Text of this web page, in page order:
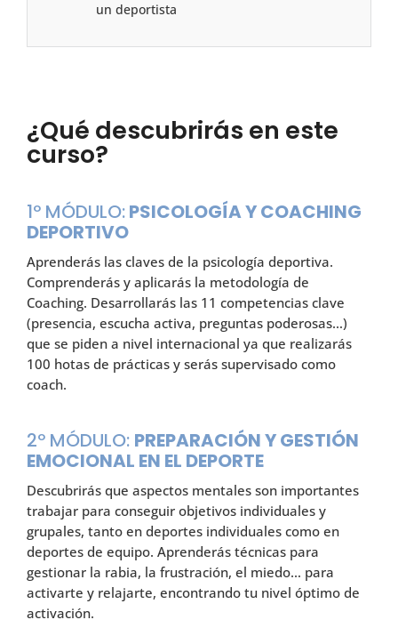
un deportista
¿Qué descubrirás en este
curso?
1º MÓDULO:PSICOLOGÍA Y COACHING
DEPORTIVO
Aprenderás las claves de la psicología deportiva.
Comprenderás y aplicarás la metodología de
Coaching. Desarrollarás las 11 competencias clave
(presencia, escucha activa, preguntas poderosas…)
que se piden a nivel internacional ya que realizarás
100 hotas de prácticas y serás supervisado como
coach.
2º MÓDULO: PREPARACIÓN Y GESTIÓN
EMOCIONAL EN EL DEPORTE
Descubrirás que aspectos mentales son importantes
trabajar para conseguir objetivos individuales y
grupales, tanto en deportes individuales como en
deportes de equipo. Aprenderás técnicas para
gestionar la rabia, la frustración, el miedo… para
activarte y relajarte, encontrando tu nivel óptimo de
activación.